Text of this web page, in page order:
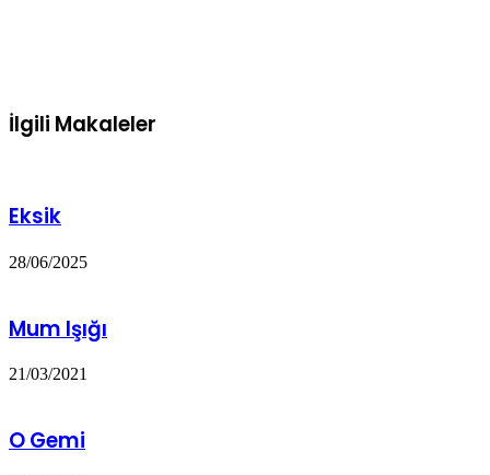
İlgili Makaleler
Eksik
28/06/2025
Mum Işığı
21/03/2021
O Gemi